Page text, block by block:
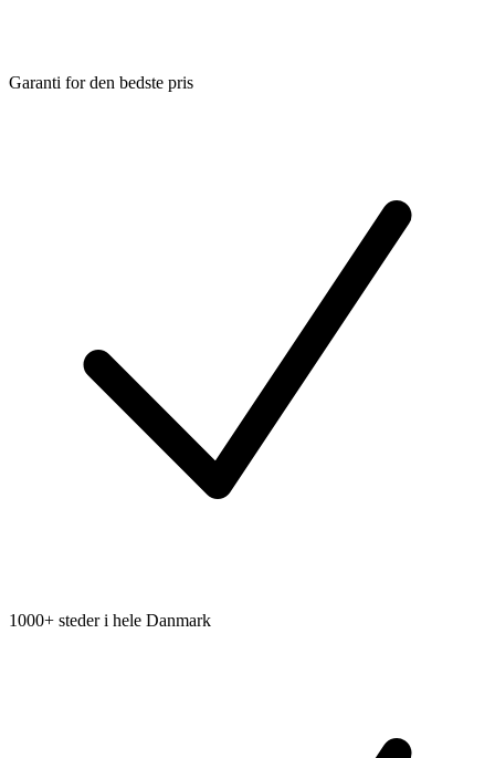
Garanti for den bedste pris
1000+ steder i hele Danmark